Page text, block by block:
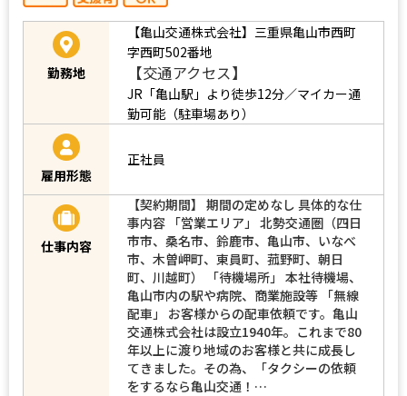
勤務地
【亀山交通株式会社】三重県亀山市西町
字西町502番地
【交通アクセス】
JR「亀山駅」より徒歩12分／マイカー通
勤可能（駐車場あり）
雇用形態
正社員
仕事内容
【契約期間】 期間の定めなし 具体的な仕
事内容 「営業エリア」 北勢交通圏（四日
市市、桑名市、鈴鹿市、亀山市、いなべ
市、木曽岬町、東員町、菰野町、朝日
町、川越町） 「待機場所」 本社待機場、
亀山市内の駅や病院、商業施設等 「無線
配車」 お客様からの配車依頼です。亀山
交通株式会社は設立1940年。これまで80
年以上に渡り地域のお客様と共に成長し
てきました。その為、「タクシーの依頼
をするなら亀山交通！…